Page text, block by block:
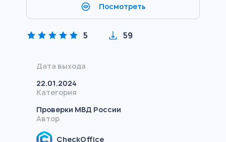
Посмотреть
5 59
Дата выхода
22.01.2024
Категория
Проверки МВД России
Автор
CheckOffice